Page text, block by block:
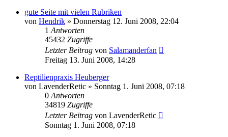
gute Seite mit vielen Rubriken
von Hendrik » Donnerstag 12. Juni 2008, 22:04
1 Antworten
45432 Zugriffe
Letzter Beitrag von Salamanderfan
Freitag 13. Juni 2008, 14:28
Reptilienpraxis Heuberger
von LavenderRetic » Sonntag 1. Juni 2008, 07:18
0 Antworten
34819 Zugriffe
Letzter Beitrag von LavenderRetic
Sonntag 1. Juni 2008, 07:18